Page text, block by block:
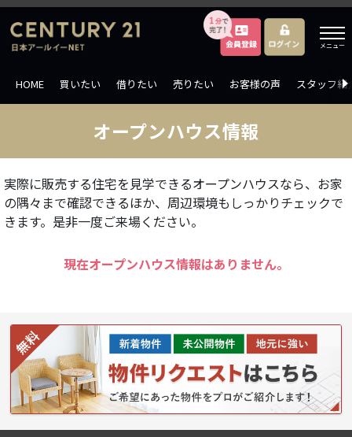
メニュー
HOME 買いたい 借りたい 売りたい お客様の声 スタッフ紹
オープンハウス情報
実際に販売する住宅を見学できるオープンハウスなら、お家
の隅々まで確認できるほか、周辺環境もしっかりチェックで
きます。是非一度ご来場ください。
現在オープンハウス情報はありません。